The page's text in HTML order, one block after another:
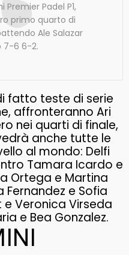
Padel P1,
primo quarto di
Ale Salazar
7-6 6-2.
fatto teste di serie
affronteranno Ari
nei quarti di finale,
anche tutte le
al mondo: Delfi
Tamara Icardo e
Ortega e Martina
e Sofia
e Veronica Virseda
e Bea Gonzalez.